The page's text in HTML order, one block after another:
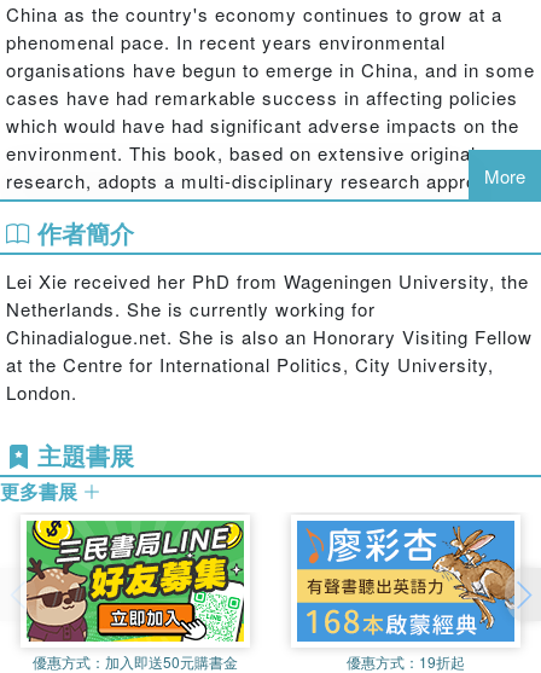
China as the country's economy continues to grow at a
phenomenal pace. In recent years environmental
organisations have begun to emerge in China, and in some
cases have had remarkable success in affecting policies
which would have had significant adverse impacts on the
environment. This book, based on extensive original
research, adopts a multi-disciplinary research approach to
examine environmental activism in China, focusing on four
cities. It analyses the nature, characteristics, strategies,
labeled a Chinese environmental movement in-the-making.
In particular, this volume highlights the specificities of
Chinese environmental activism in an increasingly
globalizing world, along with a comparison to the
environmental movement in Western Europe and North
More
作者簡介
Lei Xie received her PhD from Wageningen University, the
Netherlands. She is currently working for
Chinadialogue.net. She is also an Honorary Visiting Fellow
at the Centre for International Politics, City University,
London.
主題書展
更多書展
優惠方式： 加入即送50元購書金 優惠方式： 19折起